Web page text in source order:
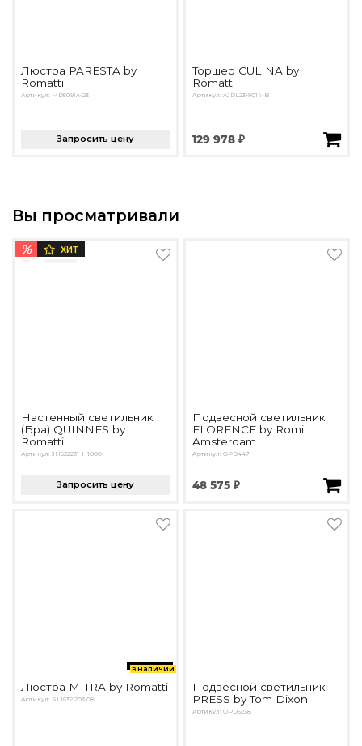
Люстра PARESTA by
Romatti
Артикул: MD5091A-23
Запросить цену
Торшер CULINA by
Romatti
Артикул: AJDL23-9014-B
129 978 ₽
Вы просматривали
% ХИТ
Настенный светильник
(Бра) QUINNES by
Romatti
Артикул: JH522231-H1000
Запросить цену
Подвесной светильник
FLORENCE by Romi
Amsterdam
Артикул: OPD447
48 575 ₽
в наличии
Люстра MITRA by Romatti
Артикул: SL1632.203.08
Подвесной светильник
PRESS by Tom Dixon
Артикул: OPD5238